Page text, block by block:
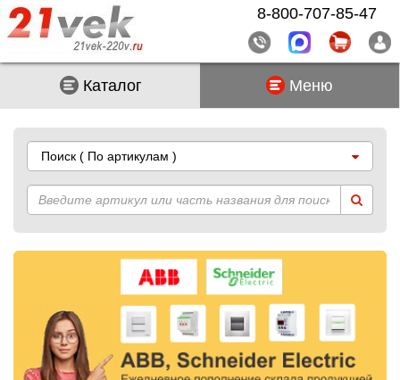
Каталог Меню
Поиск ( По артикулам )
8-800-707-85-47